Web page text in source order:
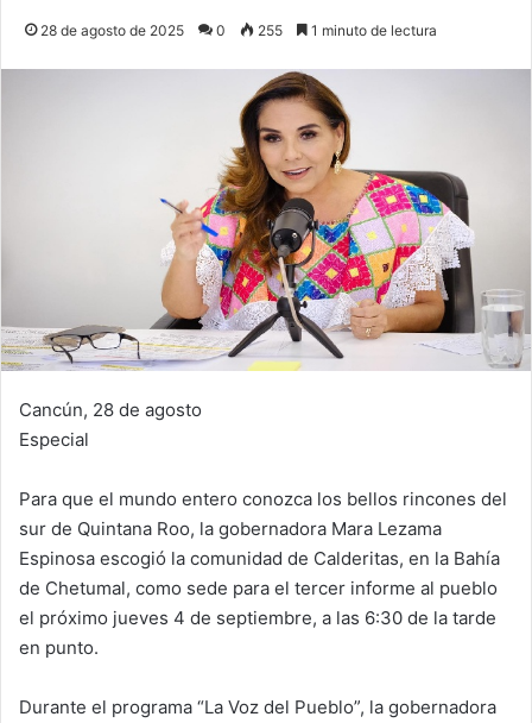
28 de agosto de 2025 0 255 1 minuto de lectura
Cancún, 28 de agosto
Especial
Para que el mundo entero conozca los bellos rincones del
sur de Quintana Roo, la gobernadora Mara Lezama
Espinosa escogió la comunidad de Calderitas, en la Bahía
de Chetumal, como sede para el tercer informe al pueblo
el próximo jueves 4 de septiembre, a las 6:30 de la tarde
en punto.
Durante el programa “La Voz del Pueblo”, la gobernadora